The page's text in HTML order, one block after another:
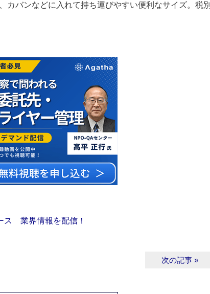
バンなどに入れて持ち運びやすい便利なサイズ。税別
業界情報を配信！
次の記事 »